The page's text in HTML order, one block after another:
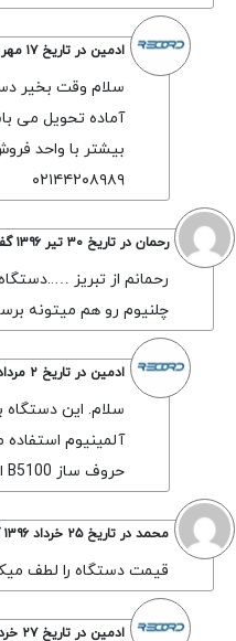
ادمین در تاریخ۱۷ مهر ۱۳۹۶
سلام وقت بخیر
آماده تحویل می
بیشتر با واحد
۰۲۱۴۴۲۰۸۹۸۹
رحمان در تاریخ ۳۰ تیر ۱۳۹۶
رحمانم از تبریز
چلنیوم رو هم میتونه
ادمین در تاریخ ۲ مرداد ۱۳۹۶
سلام. این دستگاه
آلمینیوم استفاده
حروف ساز B5100 استفاده کنید.
محمد در تاریخ۲۵ خرداد ۱۳۹۶
قیمت دستگاه را لطف
ادمین در تاریخ۲۷ خرداد ۱۳۹۶